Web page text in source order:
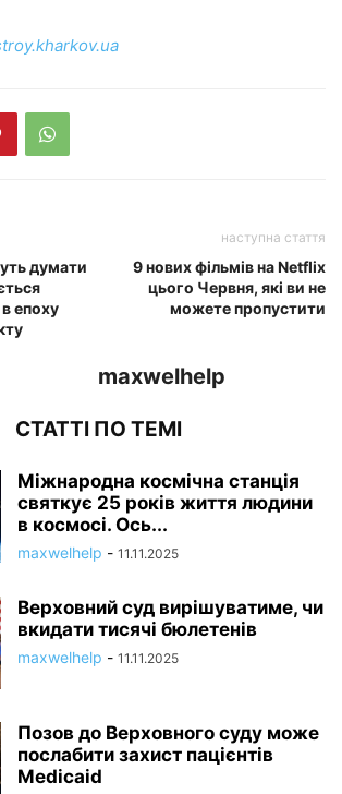
думати
епоху
наступна стаття
9 нових фільмів на Netflix
цього Червня, які ви не
можете пропустити
maxwelhelp
СТАТТІ ПО ТЕМІ
Міжнародна космічна станція
святкує 25 років життя людини
в космосі. Ось...
maxwelhelp - 11.11.2025
Верховний суд вирішуватиме, чи
вкидати тисячі бюлетенів
maxwelhelp - 11.11.2025
Позов до Верховного суду може
послабити захист пацієнтів
Medicaid